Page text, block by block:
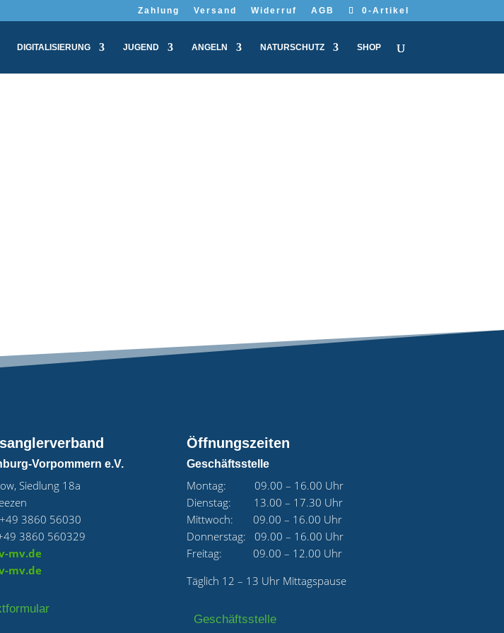
Zahlung Versand Widerruf AGB 0-Artikel
DIGITALISIERUNG JUGEND ANGELN NATURSCHUTZ SHOP
Vorpommern e.V.
Siedlung 18a
3860 56030
3860 560329
mv.de
mv.de
Öffnungszeiten
Geschäftsstelle
Montag: 09.00 – 16.00 Uhr
Dienstag: 13.00 – 17.30 Uhr
Mittwoch: 09.00 – 16.00 Uhr
Donnerstag: 09.00 – 16.00 Uhr
Freitag: 09.00 – 12.00 Uhr
Täglich 12 – 13 Uhr Mittagspause
Geschäftsstelle